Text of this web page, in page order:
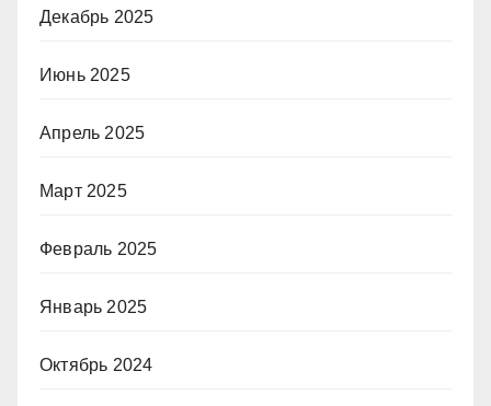
Декабрь 2025
Июнь 2025
Апрель 2025
Март 2025
Февраль 2025
Январь 2025
Октябрь 2024